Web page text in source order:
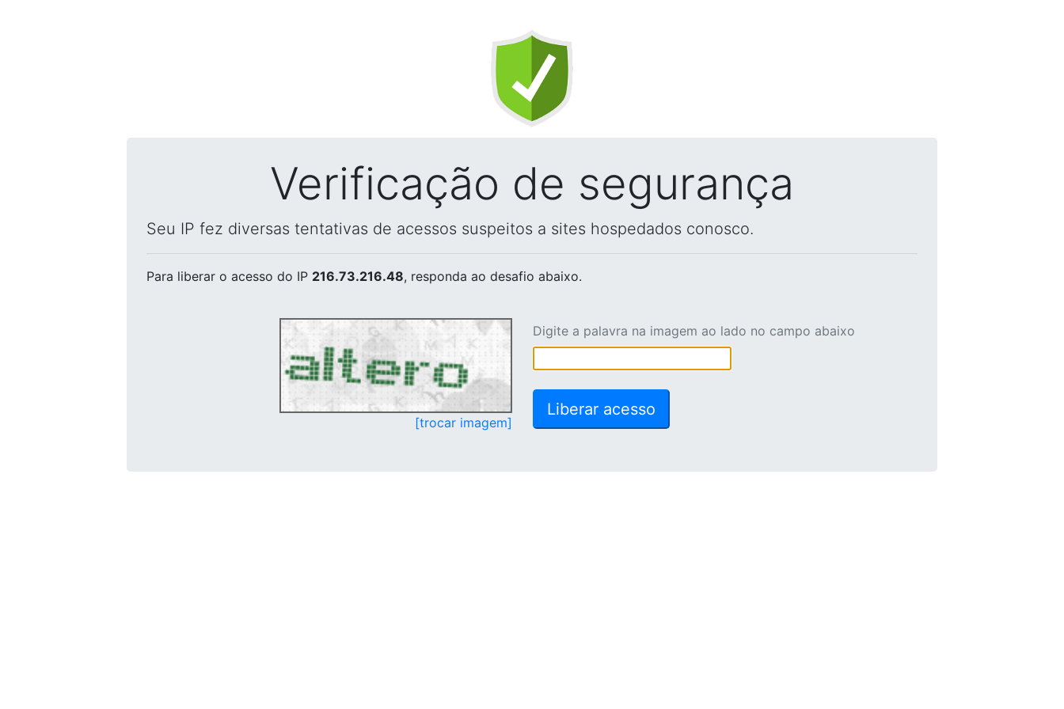
Verificação de segurança
Seu IP fez diversas tentativas de acessos suspeitos a sites hospedados conosco.
Para liberar o acesso do IP 216.73.216.48, responda ao desafio abaixo.
[trocar imagem]
Digite a palavra na imagem ao lado no campo abaixo